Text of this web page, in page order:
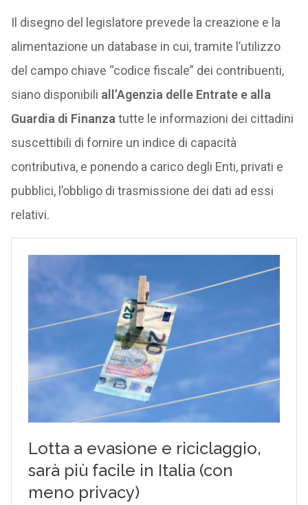
Il disegno del legislatore prevede la creazione e la
alimentazione un database in cui, tramite l’utilizzo
del campo chiave “codice fiscale” dei contribuenti,
siano disponibili all’Agenzia delle Entrate e alla
Guardia di Finanza tutte le informazioni dei cittadini
suscettibili di fornire un indice di capacità
contributiva, e ponendo a carico degli Enti, privati e
pubblici, l’obbligo di trasmissione dei dati ad essi
relativi.